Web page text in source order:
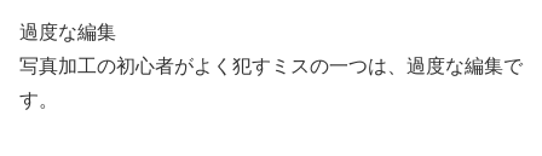
過度な編集
写真加工の初心者がよく犯すミスの一つは、過度な編集で
す。